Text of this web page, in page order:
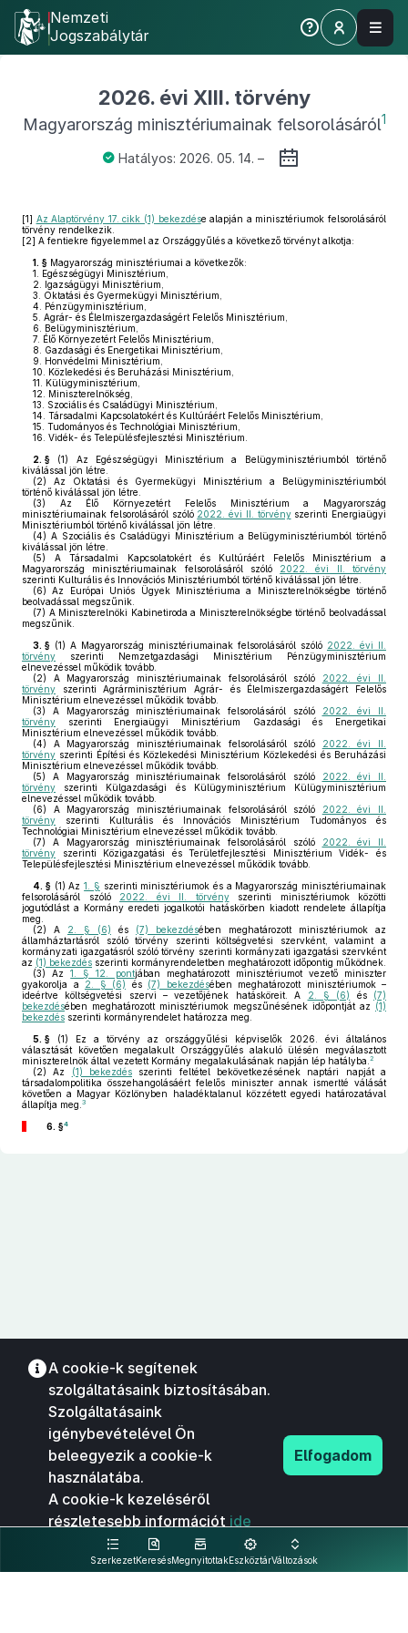
Nemzeti
Jogszabálytár
2026. évi XIII. törvény
Magyarország minisztériumainak felsorolásáról1
Hatályos: 2026. 05. 14. –
[1] Az Alaptörvény 17. cikk (1) bekezdése alapján a minisztériumok felsorolásáról
törvény rendelkezik.
[2] A fentiekre figyelemmel az Országgyűlés a következő törvényt alkotja:
1. § Magyarország minisztériumai a következők:
1.
Egészségügyi Minisztérium,
2.
Igazságügyi Minisztérium,
3.
Oktatási és Gyermekügyi Minisztérium,
4.
Pénzügyminisztérium,
5. Agrár- és Élelmiszergazdaságért Felelős Minisztérium,
6.
Belügyminisztérium,
7. Élő Környezetért Felelős Minisztérium,
8.
Gazdasági és Energetikai Minisztérium,
9.
Honvédelmi Minisztérium,
10.
Közlekedési és Beruházási Minisztérium,
11.
Külügyminisztérium,
12.
Miniszterelnökség,
13.
Szociális és Családügyi Minisztérium,
14. Társadalmi Kapcsolatokért és Kultúráért Felelős Minisztérium,
15. Tudományos és Technológiai Minisztérium,
16. Vidék- és Településfejlesztési Minisztérium.
2. § (1)
Az Egészségügyi Minisztérium a Belügyminisztériumból történő
kiválással jön létre.
(2) Az Oktatási és Gyermekügyi Minisztérium a Belügyminisztériumból
történő kiválással jön létre.
(3) Az Élő Környezetért Felelős Minisztérium a Magyarország
minisztériumainak felsorolásáról szóló 2022. évi II. törvényszerinti Energiaügyi
Minisztériumból történő kiválással jön létre.
(4) A Szociális és Családügyi Minisztérium a Belügyminisztériumból történő
kiválással jön létre.
(5) A Társadalmi Kapcsolatokért és Kultúráért Felelős Minisztérium a
Magyarország minisztériumainak felsorolásáról szóló 2022. évi II. törvény
szerinti Kulturális és Innovációs Minisztériumból történő kiválással jön létre.
(6) Az Európai Uniós Ügyek Minisztériuma a Miniszterelnökségbe történő
beolvadással megszűnik.
(7) A Miniszterelnöki Kabinetiroda a Miniszterelnökségbe történő beolvadással
megszűnik.
3. § (1) A Magyarország minisztériumainak felsorolásáról szóló 2022. évi II.
törvény szerinti Nemzetgazdasági Minisztérium Pénzügyminisztérium
elnevezéssel működik tovább.
(2) A Magyarország minisztériumainak felsorolásáról szóló
2022. évi II.
törvény szerinti Agrárminisztérium Agrár- és Élelmiszergazdaságért Felelős
Minisztérium elnevezéssel működik tovább.
(3) A Magyarország minisztériumainak felsorolásáról szóló
2022. évi II.
törvény szerinti Energiaügyi Minisztérium Gazdasági és Energetikai
Minisztérium elnevezéssel működik tovább.
(4) A Magyarország minisztériumainak felsorolásáról szóló
2022. évi II.
törvény szerinti Építési és Közlekedési Minisztérium Közlekedési és Beruházási
Minisztérium elnevezéssel működik tovább.
(5) A Magyarország minisztériumainak felsorolásáról szóló
2022. évi II.
törvény szerinti Külgazdasági és Külügyminisztérium Külügyminisztérium
elnevezéssel működik tovább.
(6) A Magyarország minisztériumainak felsorolásáról szóló
2022. évi II.
törvény szerinti Kulturális és Innovációs Minisztérium Tudományos és
Technológiai Minisztérium elnevezéssel működik tovább.
(7) A Magyarország minisztériumainak felsorolásáról szóló
2022. évi II.
törvény szerinti Közigazgatási és Területfejlesztési Minisztérium Vidék- és
Településfejlesztési Minisztérium elnevezéssel működik tovább.
4. § (1) Az1. § szerinti minisztériumok és a Magyarország minisztériumainak
felsorolásáról szóló 2022. évi II. törvényszerinti minisztériumok közötti
jogutódlást a Kormány eredeti jogalkotói hatáskörben kiadott rendelete állapítja
meg.
(2) A 2. § (6) és (7) bekezdésében meghatározott minisztériumok az
államháztartásról szóló törvény szerinti költségvetési szervként, valamint a
kormányzati igazgatásról szóló törvény szerinti kormányzati igazgatási szervként
az (1) bekezdés szerinti kormányrendeletben meghatározott időpontig működnek.
(3) Az1. § 12. pontjában meghatározott minisztériumot vezető miniszter
gyakorolja a 2. § (6) és (7) bekezdésében meghatározott minisztériumok –
ideértve költségvetési szervi – vezetőjének hatásköreit. A
2. § (6) és (7)
bekezdésében meghatározott minisztériumok megszűnésének időpontját az (1)
bekezdés szerinti kormányrendelet határozza meg.
5. § (1) Ez a törvény az országgyűlési képviselők 2026. évi általános
választását követően megalakult Országgyűlés alakuló ülésén megválasztott
miniszterelnök által vezetett Kormány megalakulásának napján lép hatályba. 2
(2) Az (1) bekezdés szerinti feltétel bekövetkezésének naptári napját a
társadalompolitika összehangolásáért felelős miniszter annak ismertté válását
követően a Magyar Közlönyben haladéktalanul közzétett egyedi határozatával
állapítja meg. 3
6. §4
SzerkezetKeresésMegnyitottakEszköztárVáltozások
A cookie-k segítenek
szolgáltatásaink biztosításában.
Szolgáltatásaink
igénybevételével Ön
beleegyezik a cookie-k
használatába.
A cookie-k kezeléséről
részletesebb információt ide
kattintva olvashat.
Elfogadom